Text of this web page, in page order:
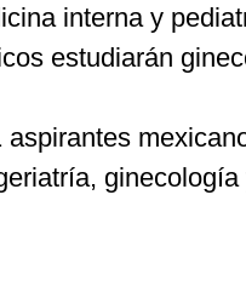
interna y
estudiarán